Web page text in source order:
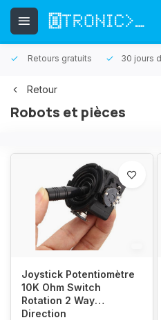
Retours gratuits 30 jours
Retour
Robots et pièces
Joystick Potentiomètre
10K Ohm Switch
Rotation 2 Way
Direction